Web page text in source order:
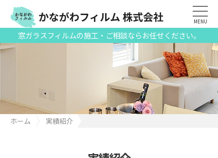
窓ガラスフィルムの施工・ご相談ならお任せください。
かながわフィルム 株式会社 MENU
ホーム
実績紹介